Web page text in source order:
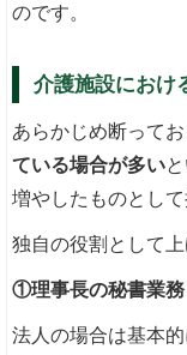
のです。
介護施設におけ
あらかじめ断って
ている場合が多い
増やしたものとし
独自の役割として
①理事長の秘書業務
法人の場合は基本